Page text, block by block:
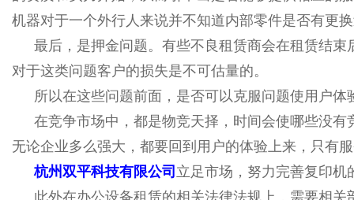
机器对于一个外行人来说并不知道内部零件是否有更
最后，是押金问题。有些不良租赁商会在租赁结
对于这类问题客户的损失是不可估量的。
所以在这些问题前面，是否可以克服问题使用户体
在竞争市场中，都是物竞天择，时间会使哪些没
无论企业多么强大，都要回到用户的体验上来，只有
杭州双平科技有限公司 立足市场，努力完善复印
此外在办公设备租赁的相关法律法规上，需要相